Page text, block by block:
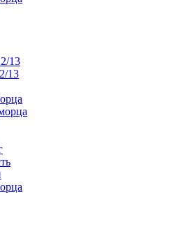
13
13